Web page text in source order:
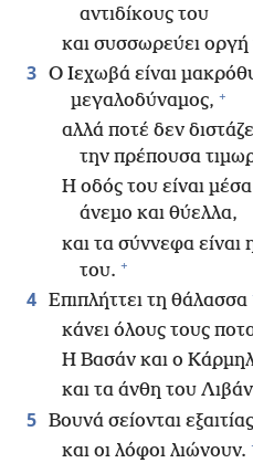
αντιδίκους του
και συσσωρεύει οργή
3 Ο Ιεχωβά είναι
μεγαλοδύναμος, +
αλλά ποτέ δεν
την πρέπουσα
Η οδός του είναι
άνεμο και θύελλα,
και τα σύννεφα
του. +
4 Επιπλήττει τη θάλασσα
κάνει όλους τους
Η Βασάν και ο
και τα άνθη του
5 Βουνά σείονται
και οι λόφοι λιώνουν.